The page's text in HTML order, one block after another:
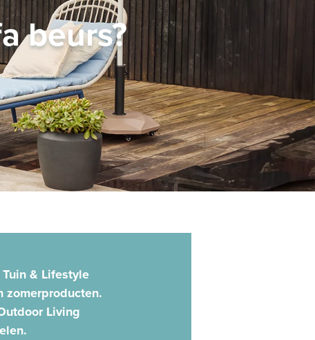
beurs?
& Lifestyle
zomerproducten.
Living